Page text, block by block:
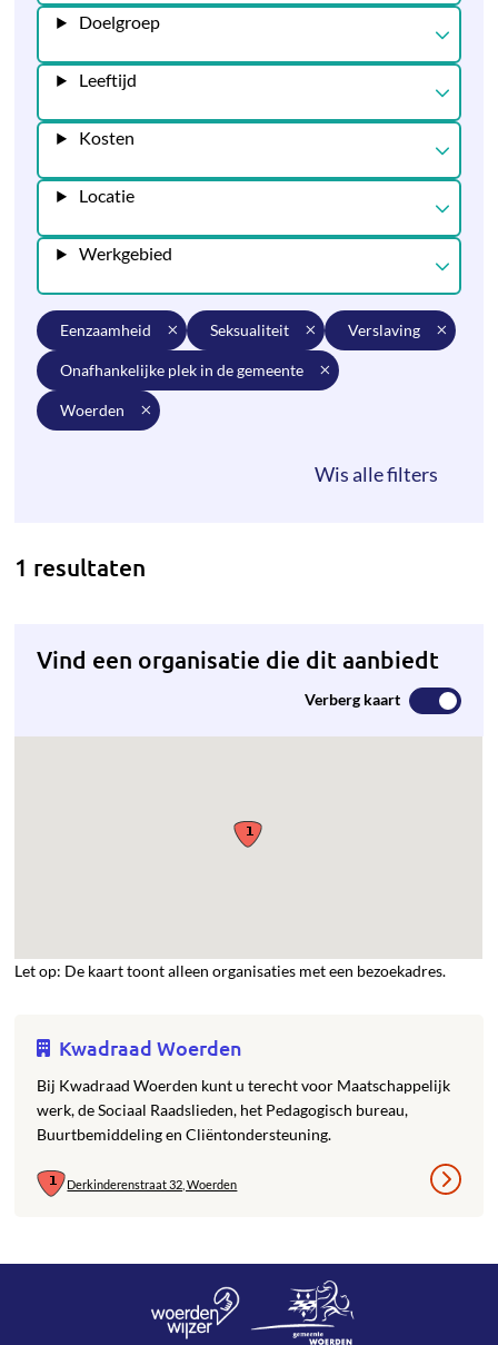
Doelgroep
Leeftijd
Kosten
Locatie
Werkgebied
eenzaamheid seksualiteit verslaving
onafhankelijke plek in de gemeente
woerden
1 resultaten
Vind een organisatie die dit aanbiedt
Verberg kaart
Let op: De kaart toont alleen organisaties met een bezoekadres.
Kwadraad Woerden
Bij Kwadraad Woerden kunt u terecht voor Maatschappelijk
werk, de Sociaal Raadslieden, het Pedagogisch bureau,
Buurtbemiddeling en Cliëntondersteuning.
Derkinderenstraat 32, Woerden